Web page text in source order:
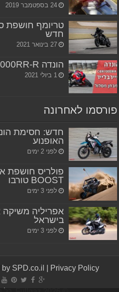
24 בספטמבר 2019
חדש
27 בינואר 2021
הונדה CBR1000RR-R במבחן מסלול
1 ביולי 2021
פורסמו לאחרונה
חדש: חסימת
האופנוע
לפני 2 ימים
BOOST טורבו
לפני 3 ימים
בישראל
לפני 3 ימים
SPD.co.il Privacy Policy